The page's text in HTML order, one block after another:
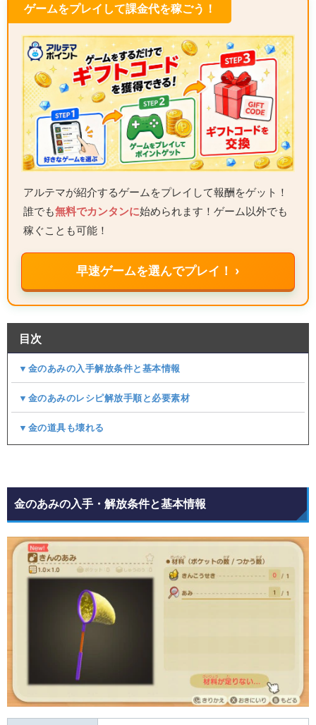
ゲームをプレイして課金代を稼ごう！
アルテマが紹介するゲームをプレイして報酬をゲット！
誰でも無料でカンタンに始められます！ゲーム以外でも
稼ぐことも可能！
早速ゲームを選んでプレイ！ ›
目次
▼金のあみの入手解放条件と基本情報
▼金のあみのレシピ解放手順と必要素材
▼金の道具も壊れる
金のあみの入手・解放条件と基本情報